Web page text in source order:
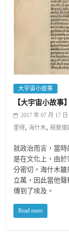
大宇宙小故事
【大宇宙小故事
2017 年 07 月 17 日
里得, 海什木,視覺理
就政治而言，當
是在文化上，由
分密切。海什木
立萬，因此當他
傳到了埃及。
Read more